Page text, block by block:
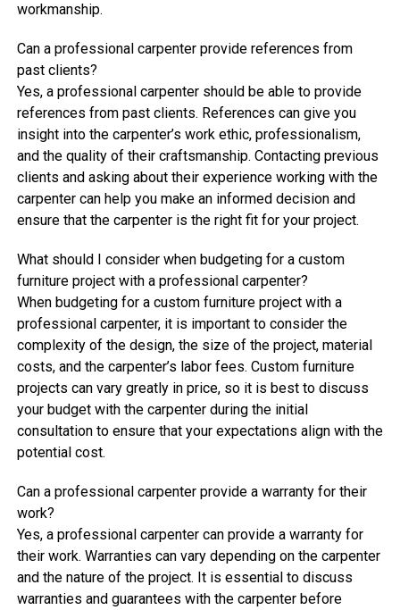
workmanship.
Can a professional carpenter provide references from
past clients?
Yes, a professional carpenter should be able to provide
references from past clients. References can give you
insight into the carpenter’s work ethic, professionalism,
and the quality of their craftsmanship. Contacting previous
clients and asking about their experience working with the
carpenter can help you make an informed decision and
ensure that the carpenter is the right fit for your project.
What should I consider when budgeting for a custom
furniture project with a professional carpenter?
When budgeting for a custom furniture project with a
professional carpenter, it is important to consider the
complexity of the design, the size of the project, material
costs, and the carpenter’s labor fees. Custom furniture
projects can vary greatly in price, so it is best to discuss
your budget with the carpenter during the initial
consultation to ensure that your expectations align with the
potential cost.
Can a professional carpenter provide a warranty for their
work?
Yes, a professional carpenter can provide a warranty for
their work. Warranties can vary depending on the carpenter
and the nature of the project. It is essential to discuss
warranties and guarantees with the carpenter before